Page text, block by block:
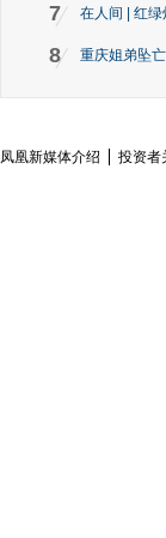
7 在人间 | 红
8 重庆姐弟坠
凤凰新媒体介绍 投资者